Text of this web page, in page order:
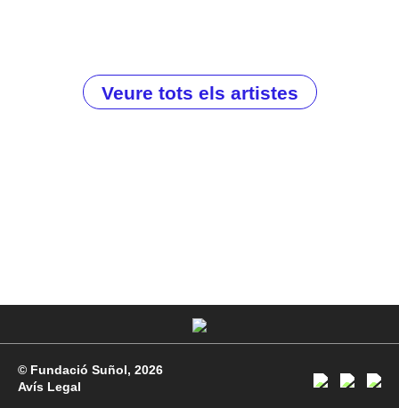
Veure tots els artistes
© Fundació Suñol, 2026
Avís Legal